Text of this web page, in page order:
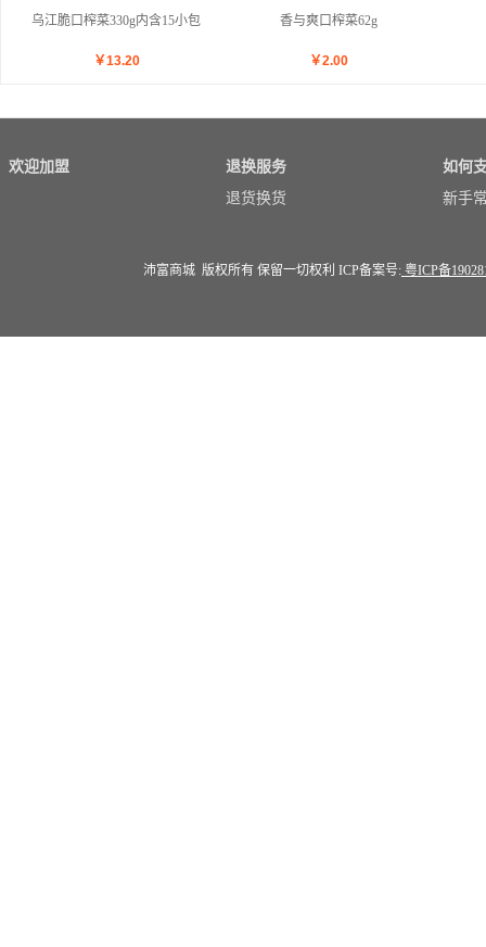
乌江脆口榨菜330g内含15小包
￥13.20
香与爽口榨菜62g
￥2.00
欢迎加盟
退换服务
退货换货
如何
新手
沛富商城 版权所有 保留一切权利 ICP备案号: 粤ICP备